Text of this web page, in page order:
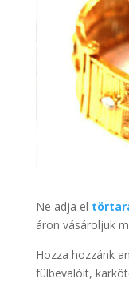
Ne adja el
áron vásároljuk
Hozza hozzánk
fülbevalóit,